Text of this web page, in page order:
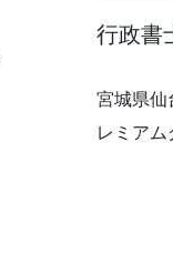
行政書
宮城県仙
レミア